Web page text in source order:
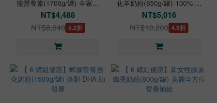
能營養素(1700g/罐)-全家人
日常均衡營養
NT$4,488
NT$8,640 5.2折
化羊奶粉(850g/罐)-100% 荷
蘭羊乳源
NT$5,016
NT$10,200 4.9折